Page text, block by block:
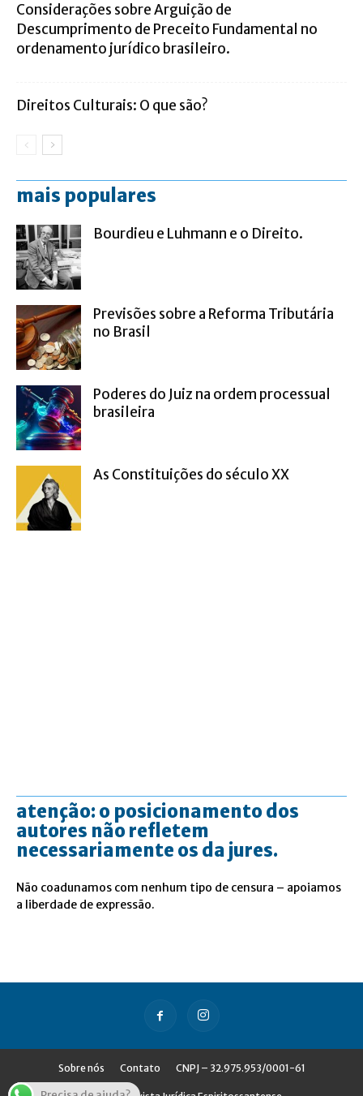
Considerações sobre Arguição de
Descumprimento de Preceito Fundamental no
ordenamento jurídico brasileiro.
Direitos Culturais: O que são?
mais populares
Bourdieu e Luhmann e o Direito.
Previsões sobre a Reforma Tributária
no Brasil
Poderes do Juiz na ordem processual
brasileira
As Constituições do século XX
atenção: o posicionamento dos
autores não refletem
necessariamente os da jures.
Não coadunamos com nenhum tipo de censura – apoiamos
a liberdade de expressão.
Sobre nós Contato CNPJ – 32.975.953/0001-61